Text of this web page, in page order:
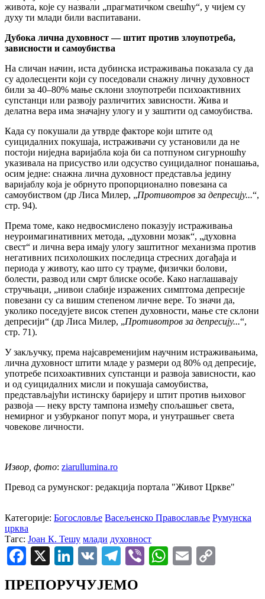
живота, које су назвали „прагматичком свешћу“, у чијем су
духу ти млади били васпитавани.
Дубока лична духовност — штит против злоупотреба,
зависности и самоубиства
На сличан начин, иста дубинска истраживања показала су да
су адолесценти који су поседовали снажну личну духовност
били за 40–80% мање склони злоупотреби психоактивних
супстанци или развоју различитих зависности. Жива и
делатна вера има значајну улогу и у заштити од самоубиства.
Када су покушали да утврде факторе који штите од
суицидалних покушаја, истраживачи су установили да не
постоји ниједна варијабла која би са потпуном сигурношћу
указивала на присуство или одсуство суицидалног понашања,
осим једне: снажна лична духовност представља једину
варијаблу која је обрнуто пропорционално повезана са
самоубиством (др Лиса Милер, „Противотров за депресију...“,
стр. 94).
Према томе, како недвосмислено показују истраживања
неуроимагинативних метода, „духовни мозак“, „духовна
свест“ и лична вера имају улогу заштитног механизма против
негативних психолошких последица стресних догађаја и
периода у животу, као што су трауме, физички болови,
болести, развод или смрт блиске особе. Како наглашавају
стручњаци, „нивои слабије изражених симптома депресије
повезани су са вишим степеном личне вере. То значи да,
уколико поседујете висок степен духовности, мање сте склони
депресији“ (др Лиса Милер, „Противотров за депресију...“,
стр. 71).
У закључку, према најсавременијим научним истраживањима,
лична духовност штити младе у размери од 80% од депресије,
употребе психоактивних супстанци и развоја зависности, као
и од суицидалних мисли и покушаја самоубиства,
представљајући истинску баријеру и штит против њиховог
развоја — неку врсту тампона између спољашњег света,
немирног и узбурканог попут мора, и унутрашњег света
човекове личности.
Извор, фото: ziarullumina.ro
Превод са румунског: редакција портала "Живот Цркве"
Категорије: Богословље Васељенско Православље Румунска
црква
Тагс: Јоан К. Тешу млади духовност
Facebook
X LinkedIn
VK Telegram
ViberWhatsApp
Email
ПРЕПОРУЧУЈЕМО